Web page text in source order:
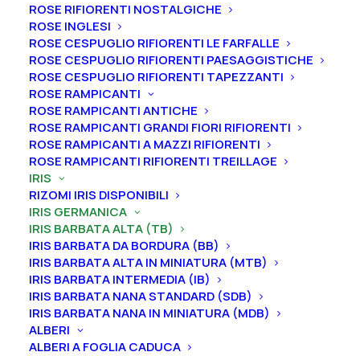
ROSE RIFIORENTI NOSTALGICHE
ROSE INGLESI
ROSE CESPUGLIO RIFIORENTI LE FARFALLE
ROSE CESPUGLIO RIFIORENTI PAESAGGISTICHE
ROSE CESPUGLIO RIFIORENTI TAPEZZANTI
ROSE RAMPICANTI
ROSE RAMPICANTI ANTICHE
ROSE RAMPICANTI GRANDI FIORI RIFIORENTI
ROSE RAMPICANTI A MAZZI RIFIORENTI
ROSE RAMPICANTI RIFIORENTI TREILLAGE
IRIS
RIZOMI IRIS DISPONIBILI
IRIS GERMANICA
IRIS BARBATA ALTA (TB)
IRIS BARBATA DA BORDURA (BB)
IRIS BARBATA ALTA IN MINIATURA (MTB)
IRIS BARBATA INTERMEDIA (IB)
IRIS BARBATA NANA STANDARD (SDB)
IRIS BARBATA NANA IN MINIATURA (MDB)
ALBERI
ALBERI A FOGLIA CADUCA
Iris germanica “Painted
Shadows”
From5,00€
L’iris germanica “Painted Shadows” ha vessilli giallo
zolfo e viola solo sul lato interno, ali viola petunia che
impallidiscono con l’età fino a diventare grigio perla,
barbe giallo cadmio nella gola, giallo cromo intenso al
centro, giallo ottone su bianco lavanda all’estremità.
Altezza 94 cm.Fioritura da intermedia a tardiva.
Iris in vasosono disponibili inqualsiasi periodo
mentre irizomidiIris sonodisponibili solo nel
periodo che va